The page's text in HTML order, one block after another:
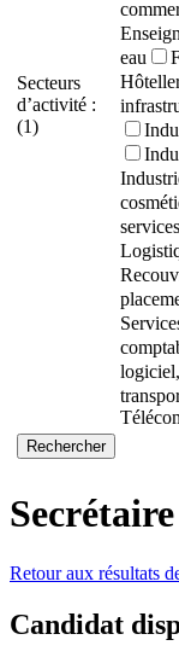
Secteurs
d’activité :
(1)
eau
Retour aux résultats
Candidat